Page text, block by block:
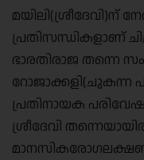
മയിലി(ശ്രീദേവി)ന്
പ്രതിസന്ധികളാണ്
ഭാരതിരാജ തന്നെ
റോജാക്കളി(ചുകന്ന
പ്രതിനായക
ശ്രീദേവി